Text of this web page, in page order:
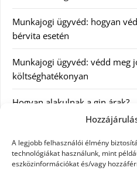
A legjobb felhasználói élmény
technológiákat használunk, mint
eszközinformációkat és/vagy
Munkajogi ügyvéd: hogyan
bérvita esetén
Munkajogi ügyvéd: védd meg
költséghatékonyan
Hogyan alakulnak a gin árak?
Kategóriák
Egészség